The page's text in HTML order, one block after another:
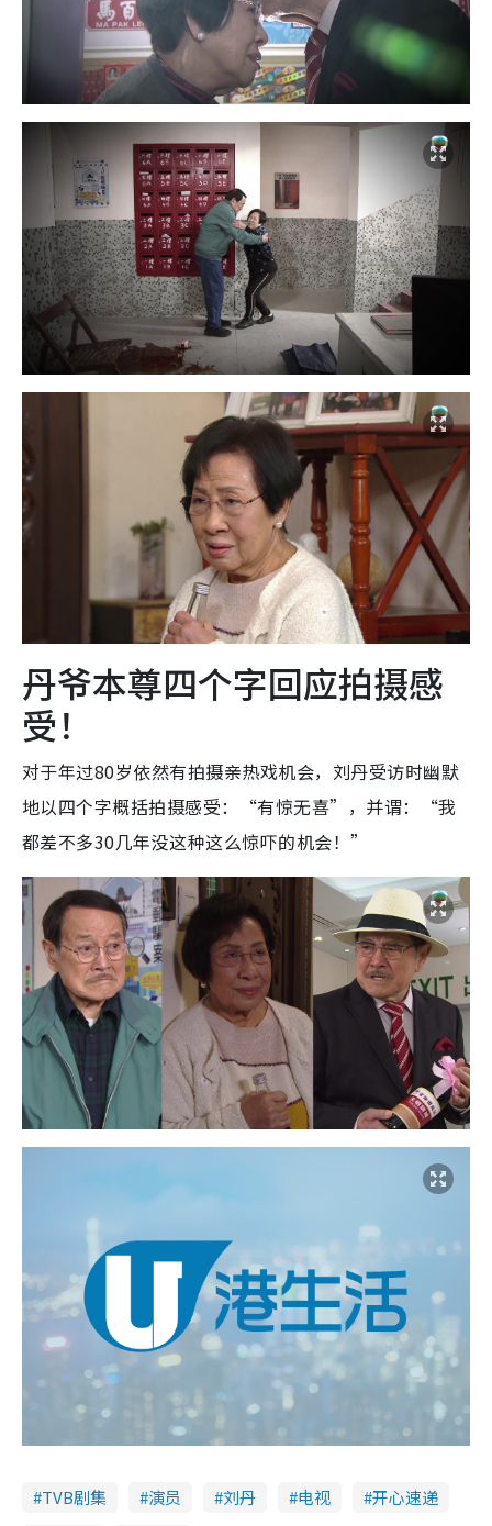
丹爷本尊四个字回应拍摄感
受！
对于年过80岁依然有拍摄亲热戏机会，刘丹受访时幽默
地以四个字概括拍摄感受：“有惊无喜”，并谓：“我
都差不多30几年没这种这么惊吓的机会！”
TVB剧集 演员 刘丹 电视 开心速递